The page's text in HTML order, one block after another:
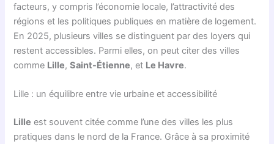
facteurs, y compris l’économie locale, l’attractivité des
régions et les politiques publiques en matière de logement.
En 2025, plusieurs villes se distinguent par des loyers qui
restent accessibles. Parmi elles, on peut citer des villes
comme Lille,Saint-Étienne, et Le Havre.
Lille : un équilibre entre vie urbaine et accessibilité
Lille est souvent citée comme l’une des villes les plus
pratiques dans le nord de la France. Grâce à sa proximité